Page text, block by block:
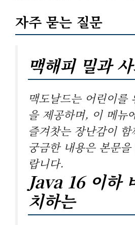
자주 묻는 질문
맥해피 밀과
맥도날드는 어린이를
을 제공하며, 이 메뉴
즐겨찻는 장난감이
궁금한 내용은 본문
랍니다.
Java 16 이하
치하는